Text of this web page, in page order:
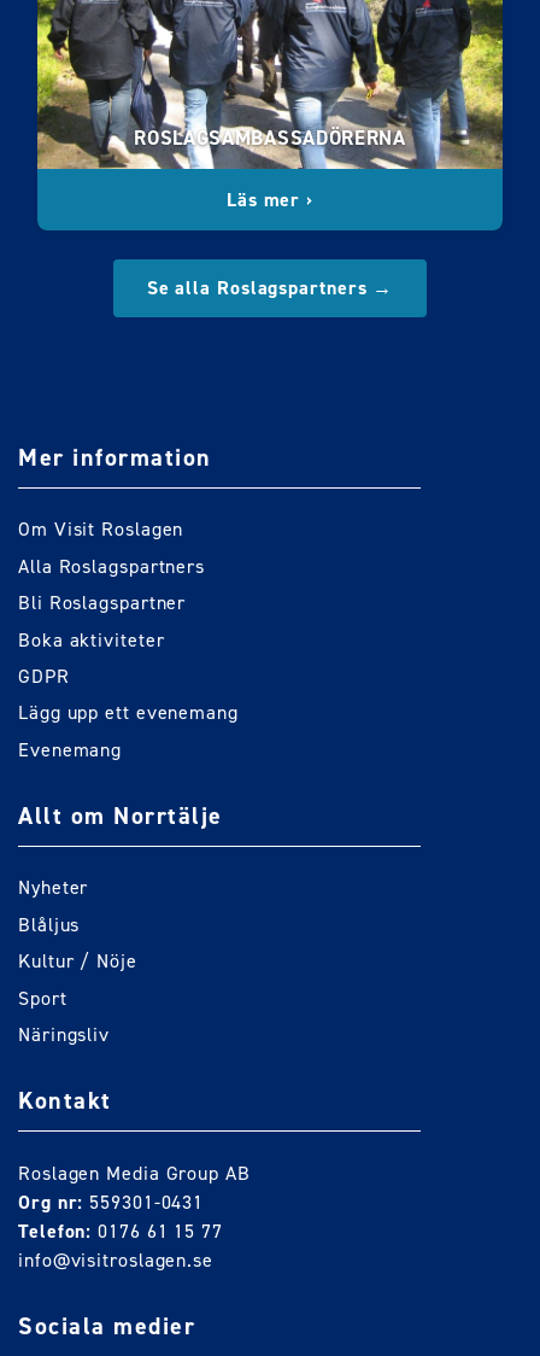
ROSLAGSAMBASSADÖRERNA
Läs mer ›
Se alla Roslagspartners →
Mer information
Om Visit Roslagen
Alla Roslagspartners
Bli Roslagspartner
Boka aktiviteter
GDPR
Lägg upp ett evenemang
Evenemang
Allt om Norrtälje
Nyheter
Blåljus
Kultur / Nöje
Sport
Näringsliv
Kontakt
Roslagen Media Group AB
Org nr: 559301-0431
Telefon: 0176 61 15 77
info@visitroslagen.se
Sociala medier